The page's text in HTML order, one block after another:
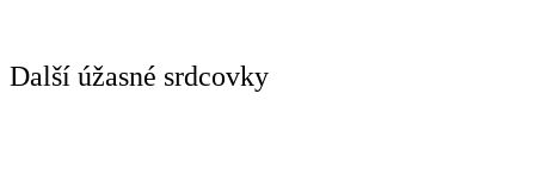
Další úžasné srdcovky